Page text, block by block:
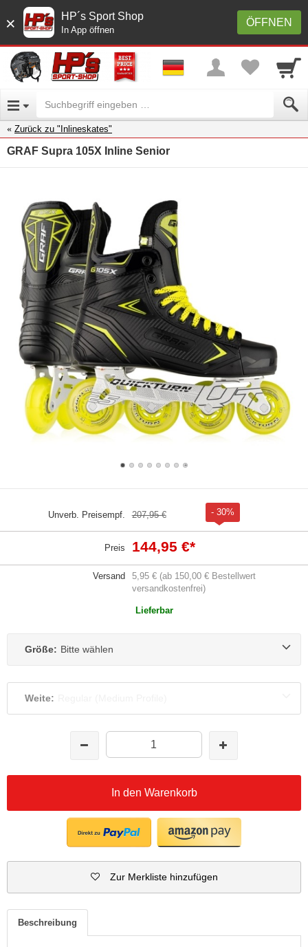
× ÖFFNEN
HP´s Sport Shop
In App öffnen
Zurück zu "Inlineskates"
GRAF Supra 105X Inline Senior
Unverb. Preisempf. 207,95 € - 30%
Preis 144,95 €*
Versand
5,95 € (ab 150,00 € Bestellwert
versandkostenfrei)
Lieferbar
Größe: Bitte wählen
Weite:
In den Warenkorb
Zur Merkliste hinzufügen
Beschreibung